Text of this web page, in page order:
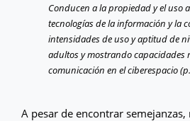
Conducen a la propiedad y el uso
tecnologías de la información y la
intensidades de uso y aptitud de
adultos y mostrando capacidades
comunicación en el ciberespacio
A pesar de encontrar